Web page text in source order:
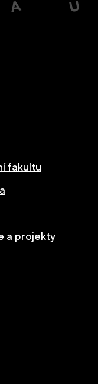
fakultu
a projekty